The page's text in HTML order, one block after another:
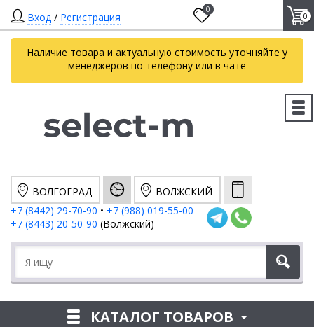
Вход / Регистрация
0
0
Наличие товара и актуальную стоимость уточняйте у
менеджеров по телефону или в чате
ВОЛГОГРАД
ВОЛЖСКИЙ
+7 (8442) 29-70-90 • +7 (988) 019-55-00
+7 (8443) 20-50-90 (Волжский)
КАТАЛОГ ТОВАРОВ